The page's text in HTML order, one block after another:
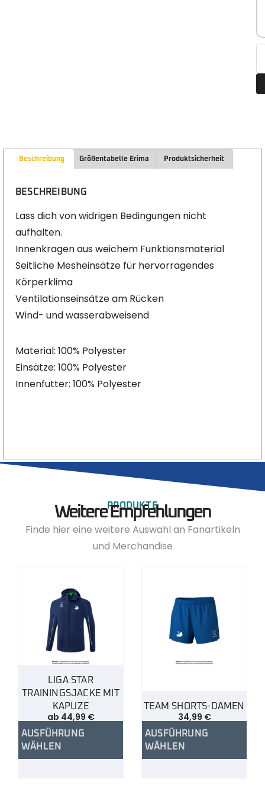
Beschreibung Größentabelle Erima Produktsicherheit
BESCHREIBUNG
Lass dich von widrigen Bedingungen nicht
aufhalten.
Innenkragen aus weichem Funktionsmaterial
Seitliche Mesheinsätze für hervorragendes
Körperklima
Ventilationseinsätze am Rücken
Wind- und wasserabweisend
Material: 100% Polyester
Einsätze: 100% Polyester
Innenfutter: 100% Polyester
PRODUKTE
Weitere Empfehlungen
Finde hier eine weitere Auswahl an Fanartikeln
und Merchandise
LIGA STAR
TRAININGSJACKE MIT
KAPUZE
ab 44,99 €
AUSFÜHRUNG
WÄHLEN
TEAM SHORTS-DAMEN
34,99 €
AUSFÜHRUNG
WÄHLEN